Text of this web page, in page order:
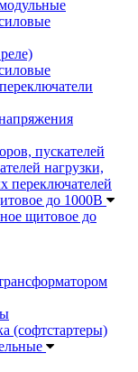
пускателей
нагрузки,
переключателей
до 1000В
щитовое до
(софтстартеры)